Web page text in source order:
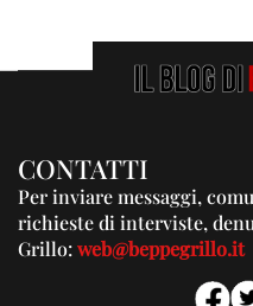
CONTATTI
Per inviare messaggi,
richieste di interviste,
Grillo:web@beppegrillo.it